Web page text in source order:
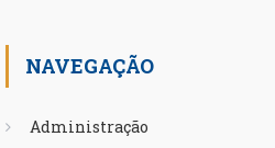
NAVEGAÇÃO
Administração